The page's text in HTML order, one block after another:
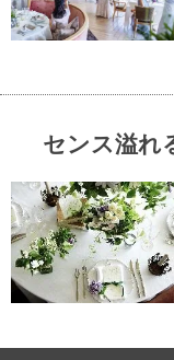
センス溢れ